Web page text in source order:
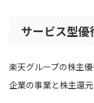
サービス型優
楽天グループの株主
企業の事業と株主還